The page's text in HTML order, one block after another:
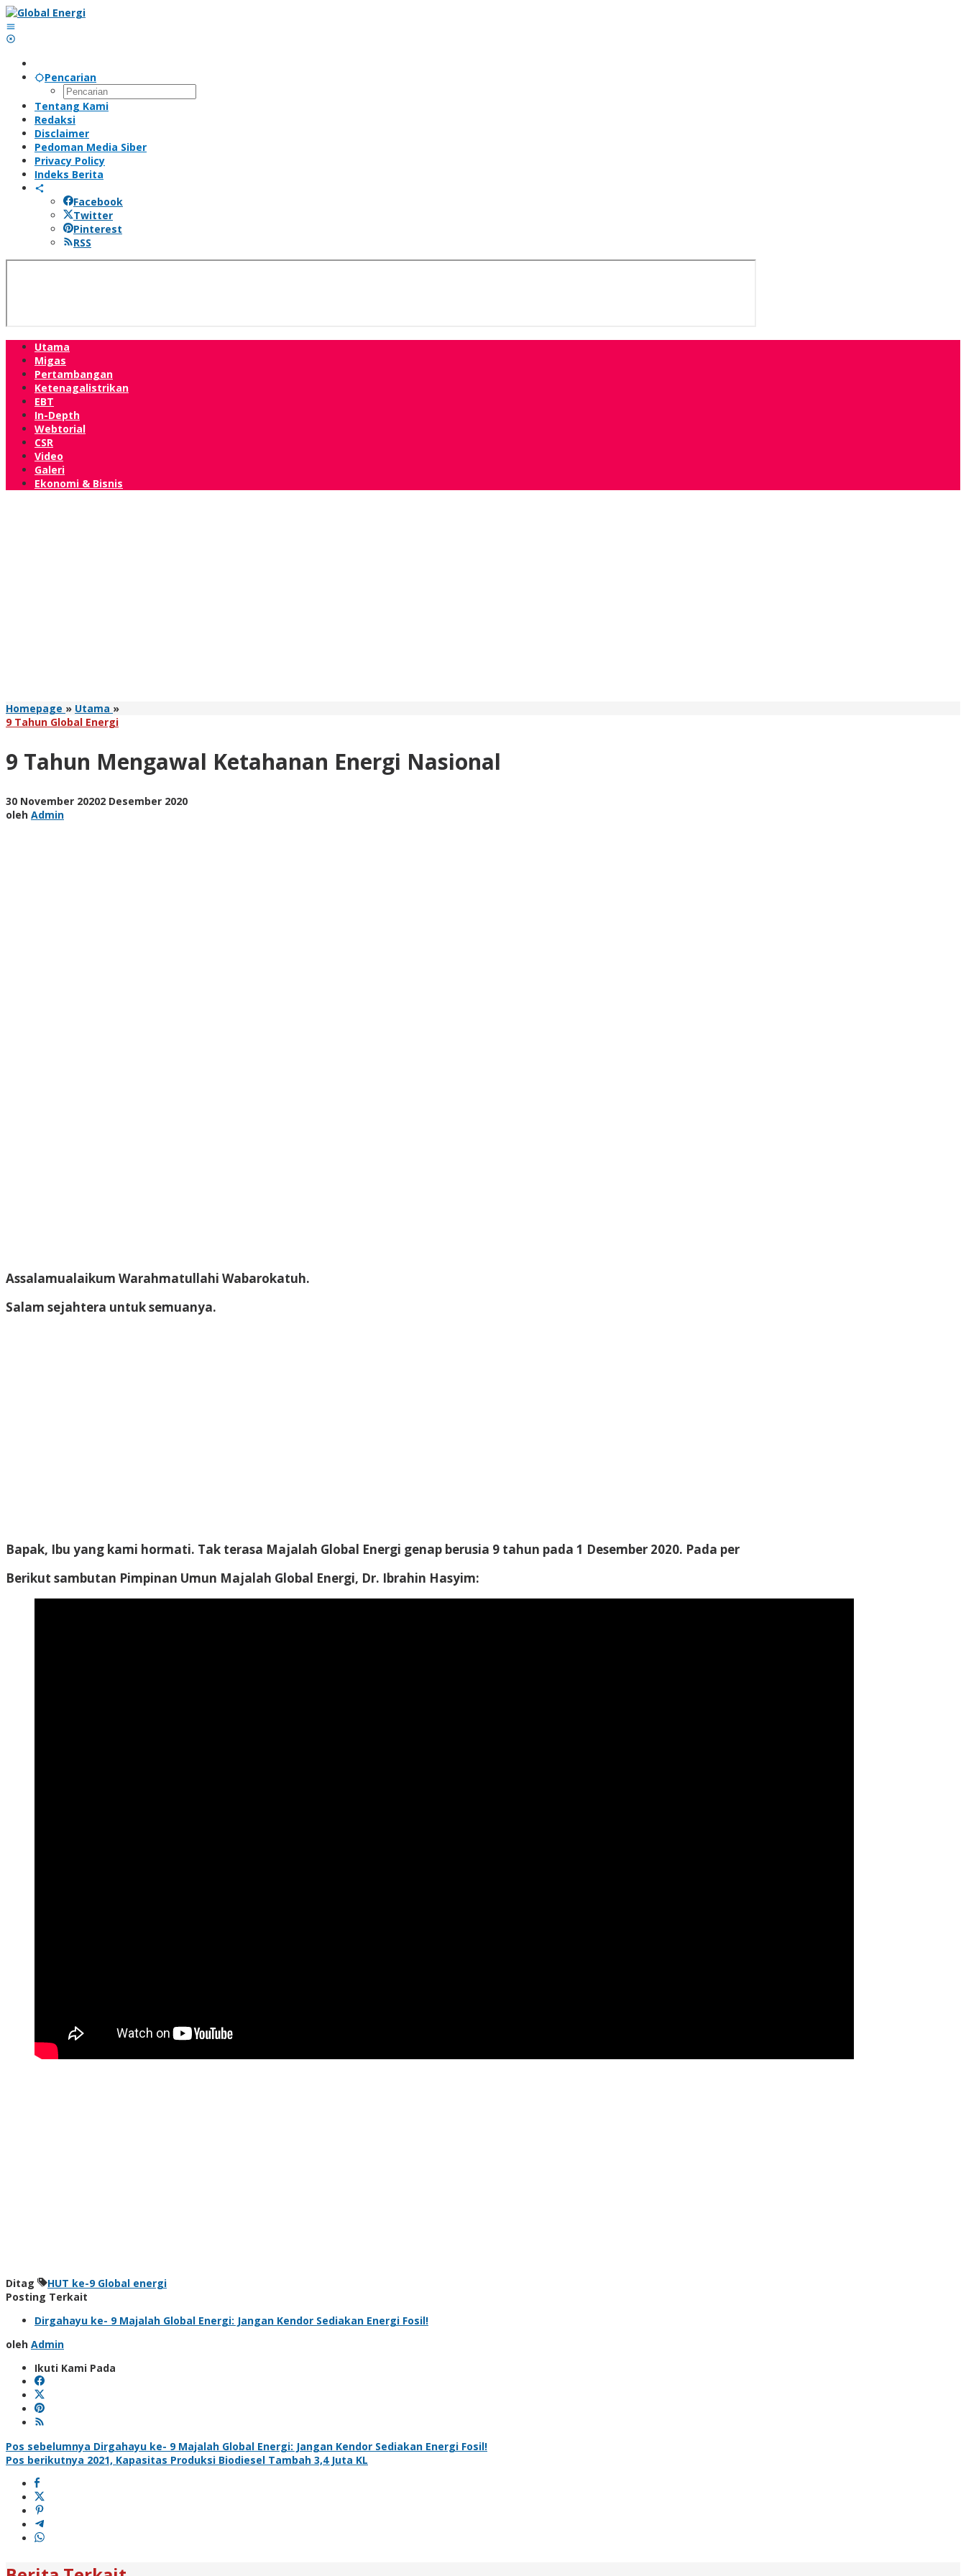
Lewati
ke
konten
Pencarian
Tentang Kami
Redaksi
Disclaimer
Pedoman Media Siber
Privacy Policy
Indeks Berita
Facebook
Twitter
Pinterest
RSS
Utama
Migas
Pertambangan
Ketenagalistrikan
EBT
In-Depth
Webtorial
CSR
Video
Galeri
Ekonomi & Bisnis
Homepage » Utama »9
Energi
Nasional
9 Tahun Global Energi
9 Tahun Mengawal Ketahanan Energi Nasional
30 November 20202 Desember 2020oleh
oleh Admin
Assalamualaikum Warahmatullahi Wabarokatuh.
Salam sejahtera untuk semuanya.
Bapak, Ibu yang kami hormati. Tak terasa Majalah Global Energi genap berusia 9 tahun pada 1 Desember 2020. Pada per
Berikut sambutan Pimpinan Umun Majalah Global Energi, Dr. Ibrahin Hasyim:
Ditag
HUT ke-9 Global energi
Posting Terkait
Dirgahayu ke- 9 Majalah Global Energi: Jangan Kendor Sediakan Energi Fosil!
oleh Admin
Ikuti Kami Pada
Navigasi
pos
Pos sebelumnya Dirgahayu ke- 9 Majalah Global Energi: Jangan Kendor Sediakan Energi Fosil!
Pos berikutnya 2021, Kapasitas Produksi Biodiesel Tambah 3,4 Juta KL